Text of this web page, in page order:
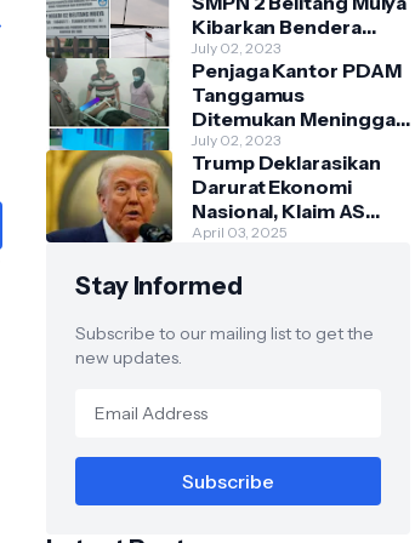
Kibarkan Bendera
Usang dan Sobek
July 02, 2023
Penjaga Kantor PDAM
Tanggamus
Ditemukan Meninggal
di Belakang Kantornya.
July 02, 2023
Trump Deklarasikan
Darurat Ekonomi
Nasional, Klaim AS
Terus Diperlakukan
Asing"
April 03, 2025
Stay Informed
Subscribe to our mailing list to get the
new updates.